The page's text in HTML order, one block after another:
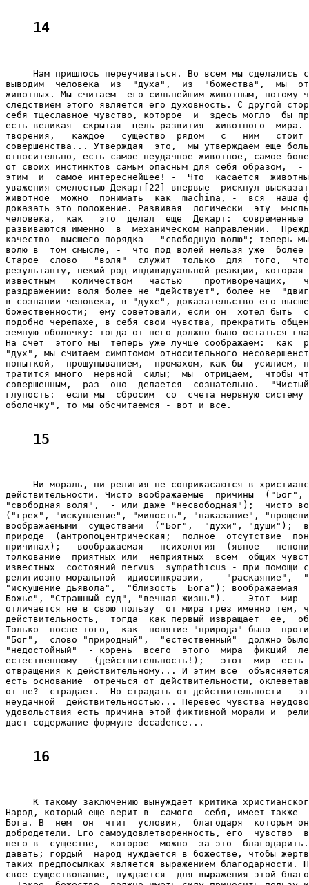
14
Нам пришлось переучиваться. Во всем мы сделались
выводим  человека  из  "духа",  из  "божества",  мы
животных. Мы считаем  его сильнейшим животным, потому
следствием этого является его духовность. С другой
себя тщеславное чувство, которое  и  здесь могло  бы
есть великая  скрытая  цель развития  животного
творения,   каждое   существо  рядом   с   ним   стоит
совершенства... Утверждая  это,  мы утверждаем еще
относительно, есть самое неудачное животное, самое
от своих инстинктов самым опасным для себя образом,
этим  и  самое интереснейшее! -  Что  касается
уважения смелостью Декарт[22] впервые  рискнул
животное  можно  понимать  как  machina, -  вся  наша
доказать это положение. Развивая  логически  эту
человека,  как   это  делал  еще  Декарт:  современные
развиваются именно  в  механическом направлении.
качество  высшего порядка - "свободную волю"; теперь
волю в  том смысле, -  что под волей нельзя уже  более
Старое  слово   "воля"  служит  только  для  того,
результанту, некий род индивидуальной реакции, которая
известным   количеством   частью    противоречащих,
раздражении: воля более не "действует", более не
в сознании человека, в "духе", доказательство его
божественности;  ему советовали, если он  хотел быть
подобно черепахе, в себя свои чувства, прекратить
земную оболочку: тогда от него должно было остаться
На счет  этого мы  теперь уже лучше соображаем:  как
"дух", мы считаем симптомом относительного
попыткой,  прощупыванием,  промахом, как бы  усилием,
тратится много  нервной  силы;  мы  отрицаем,  чтобы
совершенным,  раз  оно  делается  сознательно.
глупость:  если мы  сбросим  со  счета нервную
оболочку", то мы обсчитаемся - вот и все.
15
Ни мораль, ни религия не соприкасаются в
действительности. Чисто воображаемые  причины
"свободная воля",  - или даже "несвободная");  чисто
("грех", "искупление", "милость", "наказание",
воображаемыми  существами  ("Бог",  "духи", "души");
природе  (антропоцентрическая;  полное  отсутствие
причинах);   воображаемая   психология  (явное
толкование  приятных или  неприятных  всем  общих
известных  состояний nervus  sympathicus - при помощи
религиозно-моральной  идиосинкразии,  - "раскаяние",
"искушение дьявола",  "близость  Бога"); воображаемая
Божье", "Страшный суд", "вечная жизнь").  - Этот  мир
отличается не в свою пользу  от мира грез именно тем,
действительность,  тогда  как первый извращает  ее,
Только  после того,  как  понятие "природа" было
"Бог",  слово "природный",  "естественный"  должно было
"недостойный"  - корень  всего  этого  мира  фикций
естественному   (действительность!);   этот  мир  есть
отвращения к действительному... И этим все
есть основание  отречься от действительности,
от не?  страдает.  Но страдать от действительности -
неудачной  действительностью... Перевес чувства
удовольствия есть причина этой фиктивной морали и
дает содержание формуле decadence...
16
К такому заключению вынуждает критика
Народ, который еще верит в  самого  себя, имеет также
Бога. В  нем  он  чтит  условия,  благодаря  которым
добродетели. Его самоудовлетворенность, его  чувство
него в  существе,  которое  можно  за это
давать; гордый  народ нуждается в божестве, чтобы
таких предпосылках является выражением благодарности.
свое существование, нуждается  для выражения этой